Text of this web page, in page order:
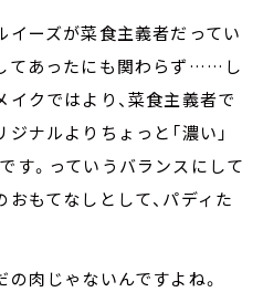
イーズが菜食主義者だってい
てあったにも関わらず……し
イクではより、菜食主義者で
ナルよりちょっと「濃い」
す。っていうバランスにして
おもてなしとして、パディた
の肉じゃないんですよね。